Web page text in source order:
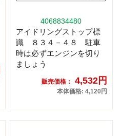
4068834480
アイドリングストップ標
識 ８３４－４８ 駐車
時は必ずエンジンを切り
ましょう
販売価格： 4,532円
本体価格: 4,120円